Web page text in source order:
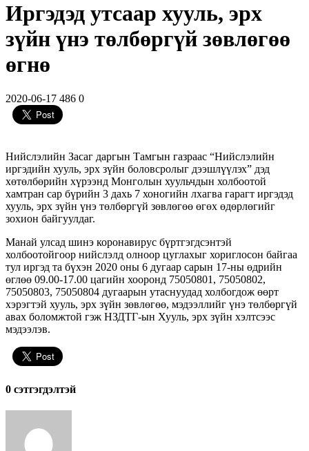
Иргэдэд утсаар хууль, эрх
зүйн үнэ төлбөргүй зөвлөгөө
өгнө
2020-06-17 486 0
Нийслэлийн Засаг даргын Тамгын газраас “Нийслэлийн
иргэдийн хууль, эрх зүйн боловсролыг дээшлүүлэх” дэд
хөтөлбөрийн хүрээнд Монголын хуульчдын холбоотой
хамтран сар бүрийн 3 дахь 7 хоногийн лхагва гарагт иргэдэд
хууль, эрх зүйн үнэ төлбөргүй зөвлөгөө өгөх өдөрлөгийг
зохион байгуулдаг.
Манай улсад шинэ коронавирус бүртгэгдсэнтэй
холбоотойгоор нийслэлд олноор цуглахыг хориглосон байгаа
тул иргэд та бүхэн 2020 оны 6 дугаар сарын 17-ны өдрийн
өглөө 09.00-17.00 цагийн хооронд 75050801, 75050802,
75050803, 75050804 дугаарын утаснуудад холбогдож өөрт
хэрэгтэй хууль, эрх зүйн зөвлөгөө, мэдээллийг үнэ төлбөргүй
авах боломжтой гэж НЗДТГ-ын Хууль, эрх зүйн хэлтсээс
мэдээлэв.
0 cэтгэгдэлтэй